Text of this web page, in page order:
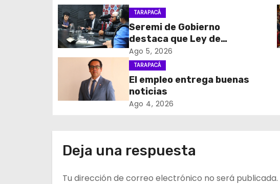
g
a
c
ó
e
TARAPACÁ
Seremi de Gobierno
destaca que Ley de
Reconstrucción Nacional
impulsará la inversión y el
empleo en Tarapacá
Ago 5, 2026
TARAPACÁ
El empleo entrega buenas
noticias
Ago 4, 2026
Deja una respuesta
Tu dirección de correo electrónico no será publicada.